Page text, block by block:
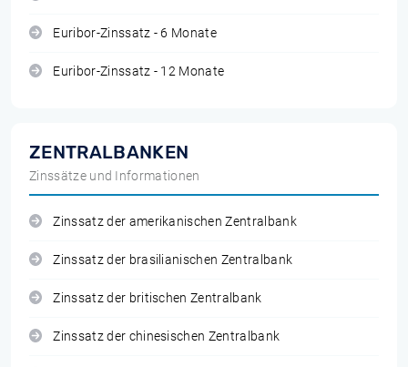
Euribor-Zinssatz - 6 Monate
Euribor-Zinssatz - 12 Monate
ZENTRALBANKEN
Zinssätze und Informationen
Zinssatz der amerikanischen Zentralbank
Zinssatz der brasilianischen Zentralbank
Zinssatz der britischen Zentralbank
Zinssatz der chinesischen Zentralbank